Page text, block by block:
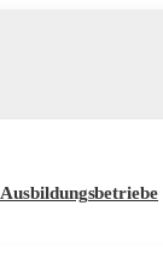
Ausbildungsbetriebe